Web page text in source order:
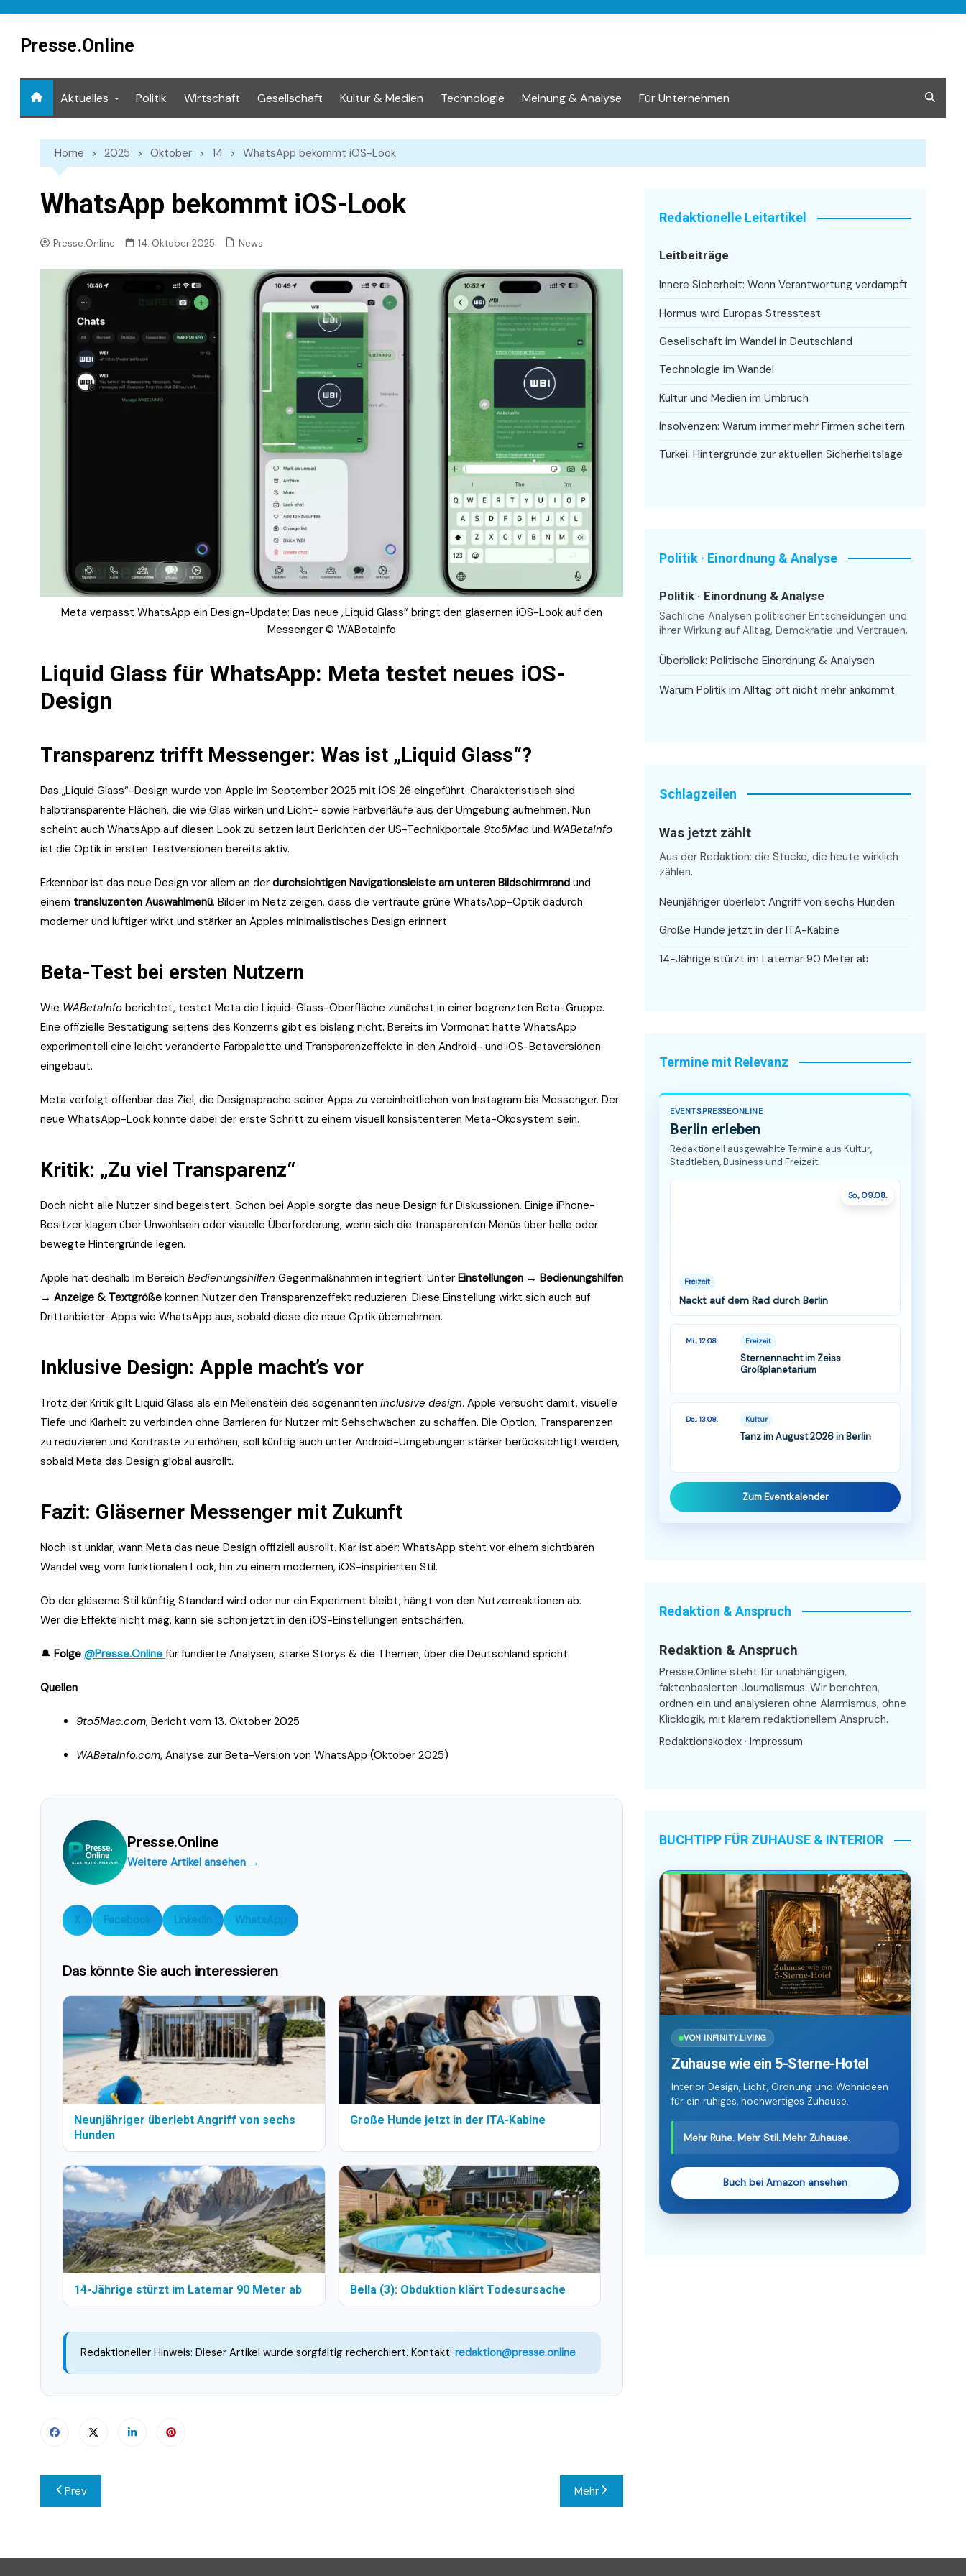
contentPresse.Online
Aktuelles Politik Wirtschaft Gesellschaft Kultur & Medien Technologie Meinung & Analyse Für Unternehmen
Home 2025 Oktober 14 WhatsApp bekommt iOS-Look
WhatsApp bekommt iOS-Look
Presse.Online 14. Oktober 2025 News
Meta verpasst WhatsApp ein Design-Update: Das neue „Liquid Glass“ bringt den gläsernen iOS-Look auf den
Messenger © WABetaInfo
Liquid Glass für WhatsApp: Meta testet neues iOS-
Design
Transparenz trifft Messenger: Was ist „Liquid Glass“?
Das „Liquid Glass“-Design wurde von Apple im September 2025 mit iOS 26 eingeführt. Charakteristisch sind
halbtransparente Flächen, die wie Glas wirken und Licht- sowie Farbverläufe aus der Umgebung aufnehmen. Nun
scheint auch WhatsApp auf diesen Look zu setzen laut Berichten der US-Technikportale 9to5Mac und WABetaInfo
ist die Optik in ersten Testversionen bereits aktiv.
Erkennbar ist das neue Design vor allem an der durchsichtigen Navigationsleiste am unteren Bildschirmrand und
einem transluzenten Auswahlmenü. Bilder im Netz zeigen, dass die vertraute grüne WhatsApp-Optik dadurch
moderner und luftiger wirkt und stärker an Apples minimalistisches Design erinnert.
Beta-Test bei ersten Nutzern
Wie WABetaInfo berichtet, testet Meta die Liquid-Glass-Oberfläche zunächst in einer begrenzten Beta-Gruppe.
Eine offizielle Bestätigung seitens des Konzerns gibt es bislang nicht. Bereits im Vormonat hatte WhatsApp
experimentell eine leicht veränderte Farbpalette und Transparenzeffekte in den Android- und iOS-Betaversionen
eingebaut.
Meta verfolgt offenbar das Ziel, die Designsprache seiner Apps zu vereinheitlichen von Instagram bis Messenger. Der
neue WhatsApp-Look könnte dabei der erste Schritt zu einem visuell konsistenteren Meta-Ökosystem sein.
Kritik: „Zu viel Transparenz“
Doch nicht alle Nutzer sind begeistert. Schon bei Apple sorgte das neue Design für Diskussionen. Einige iPhone-
Besitzer klagen über Unwohlsein oder visuelle Überforderung, wenn sich die transparenten Menüs über helle oder
bewegte Hintergründe legen.
Apple hat deshalb im Bereich Bedienungshilfen Gegenmaßnahmen integriert: Unter Einstellungen → Bedienungshilfen
→ Anzeige & Textgröße können Nutzer den Transparenzeffekt reduzieren. Diese Einstellung wirkt sich auch auf
Drittanbieter-Apps wie WhatsApp aus, sobald diese die neue Optik übernehmen.
Inklusive Design: Apple macht’s vor
Trotz der Kritik gilt Liquid Glass als ein Meilenstein des sogenannten inclusive design. Apple versucht damit, visuelle
Tiefe und Klarheit zu verbinden ohne Barrieren für Nutzer mit Sehschwächen zu schaffen. Die Option, Transparenzen
zu reduzieren und Kontraste zu erhöhen, soll künftig auch unter Android-Umgebungen stärker berücksichtigt werden,
sobald Meta das Design global ausrollt.
Fazit: Gläserner Messenger mit Zukunft
Noch ist unklar, wann Meta das neue Design offiziell ausrollt. Klar ist aber: WhatsApp steht vor einem sichtbaren
Wandel weg vom funktionalen Look, hin zu einem modernen, iOS-inspirierten Stil.
Ob der gläserne Stil künftig Standard wird oder nur ein Experiment bleibt, hängt von den Nutzerreaktionen ab.
Wer die Effekte nicht mag, kann sie schon jetzt in den iOS-Einstellungen entschärfen.
🔔 Folge @Presse.Online für fundierte Analysen, starke Storys & die Themen, über die Deutschland spricht.
Quellen
9to5Mac.com, Bericht vom 13. Oktober 2025
WABetaInfo.com, Analyse zur Beta-Version von WhatsApp (Oktober 2025)
Presse.Online
Weitere Artikel ansehen →
X Facebook LinkedIn WhatsApp
Das könnte Sie auch interessieren
Neunjähriger überlebt Angriff von sechs
Hunden
Große Hunde jetzt in der ITA-Kabine
14-Jährige stürzt im Latemar 90 Meter ab Bella (3): Obduktion klärt Todesursache
Redaktioneller Hinweis: Dieser Artikel wurde sorgfältig recherchiert. Kontakt: redaktion@presse.online
Beitragsnavigation
Prev Mehr
Redaktionelle Leitartikel
Leitbeiträge
Innere Sicherheit: Wenn Verantwortung verdampft
Hormus wird Europas Stresstest
Gesellschaft im Wandel in Deutschland
Technologie im Wandel
Kultur und Medien im Umbruch
Insolvenzen: Warum immer mehr Firmen scheitern
Türkei: Hintergründe zur aktuellen Sicherheitslage
Politik · Einordnung & Analyse
Politik · Einordnung & Analyse
Sachliche Analysen politischer Entscheidungen und
ihrer Wirkung auf Alltag, Demokratie und Vertrauen.
Überblick: Politische Einordnung & Analysen
Warum Politik im Alltag oft nicht mehr ankommt
Schlagzeilen
Was jetzt zählt
Aus der Redaktion: die Stücke, die heute wirklich
zählen.
Neunjähriger überlebt Angriff von sechs Hunden
Große Hunde jetzt in der ITA-Kabine
14-Jährige stürzt im Latemar 90 Meter ab
Termine mit Relevanz
EVENTS.PRESSE.ONLINE
Berlin erleben
Redaktionell ausgewählte Termine aus Kultur,
Stadtleben, Business und Freizeit.
So., 09.08.
Freizeit
Nackt auf dem Rad durch Berlin
Mi., 12.08. Freizeit
Sternennacht im Zeiss
Großplanetarium
Do., 13.08. Kultur
Tanz im August 2026 in Berlin
Zum Eventkalender
Redaktion & Anspruch
Redaktion & Anspruch
Presse.Online steht für unabhängigen,
faktenbasierten Journalismus. Wir berichten,
ordnen ein und analysieren ohne Alarmismus, ohne
Klicklogik, mit klarem redaktionellem Anspruch.
Redaktionskodex · Impressum
BUCHTIPP FÜR ZUHAUSE & INTERIOR
VON INFINITY.LIVING
Zuhause wie ein 5-Sterne-Hotel
Interior Design, Licht, Ordnung und Wohnideen
für ein ruhiges, hochwertiges Zuhause.
Mehr Ruhe. Mehr Stil. Mehr Zuhause.
Buch bei Amazon ansehen